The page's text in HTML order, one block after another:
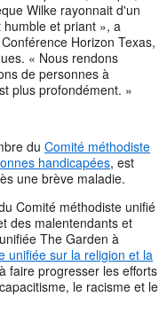
Wilke rayonnait d'un
et priant », a
Horizon Texas,
« Nous rendons
de personnes à
plus profondément. »
du Comité méthodiste
handicapées, est
une brève maladie.
Comité méthodiste unifié
des malentendants et
The Garden à
unifiée sur la religion et la
faire progresser les efforts
le racisme et le